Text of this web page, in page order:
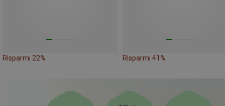
Risparmi 22% Risparmi 41%